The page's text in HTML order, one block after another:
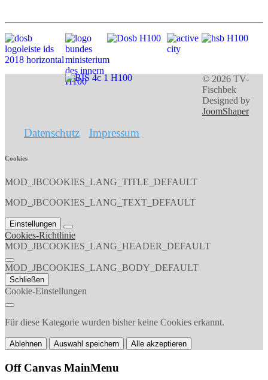
© 2026 TV-
Fischbek
Designed by
JoomShaper
Datenschutz Impressum
Cookies
MOD_JBCOOKIES_LANG_TITLE_DEFAULT
MOD_JBCOOKIES_LANG_TEXT_DEFAULT
Einstellungen
Cookies-Richtlinie
MOD_JBCOOKIES_LANG_HEADER_DEFAULT
MOD_JBCOOKIES_LANG_BODY_DEFAULT
Schließen
Cookie-Einstellungen
Für diese Kategorie wurden bisher keine Cookies erkannt.
Ablehnen Auswahl speichern Alle akzeptieren
Off Canvas MainMenu